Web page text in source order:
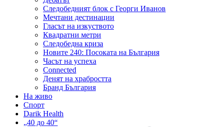
Следобедният блок с Георги Иванов
Мечтани дестинации
Гласът на изкуството
Квадратни метри
Следобедна криза
Новите 240: Посоката на България
Часът на успеха
Connected
Денят на храбростта
Бранд България
На живо
Спорт
Darik Health
„40 до 40“